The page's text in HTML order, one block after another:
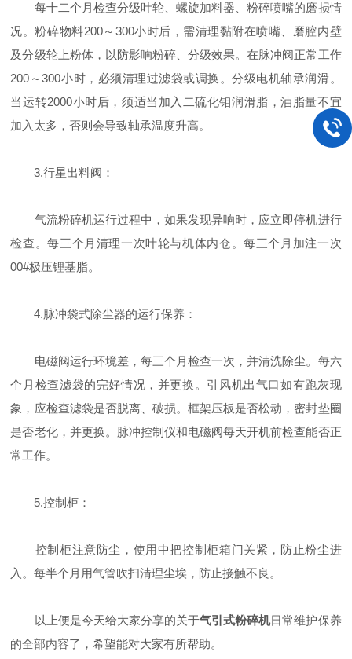
每十二个月检查分级叶轮、螺旋加料器、粉碎喷嘴的磨损情
况。粉碎物料200～300小时后，需清理黏附在喷嘴、磨腔内壁
及分级轮上粉体，以防影响粉碎、分级效果。在脉冲阀正常工作
200～300小时，必须清理过滤袋或调换。分级电机轴承润滑。
当运转2000小时后，须适当加入二硫化钼润滑脂，油脂量不宜
加入太多，否则会导致轴承温度升高。
3.行星出料阀：
气流粉碎机运行过程中，如果发现异响时，应立即停机进行
检查。每三个月清理一次叶轮与机体内仓。每三个月加注一次
00#极压锂基脂。
4.脉冲袋式除尘器的运行保养：
电磁阀运行环境差，每三个月检查一次，并清洗除尘。每六
个月检查滤袋的完好情况，并更换。引风机出气口如有跑灰现
象，应检查滤袋是否脱离、破损。框架压板是否松动，密封垫圈
是否老化，并更换。脉冲控制仪和电磁阀每天开机前检查能否正
常工作。
5.控制柜：
控制柜注意防尘，使用中把控制柜箱门关紧，防止粉尘进
入。每半个月用气管吹扫清理尘埃，防止接触不良。
以上便是今天给大家分享的关于气引式粉碎机日常维护保养
的全部内容了，希望能对大家有所帮助。